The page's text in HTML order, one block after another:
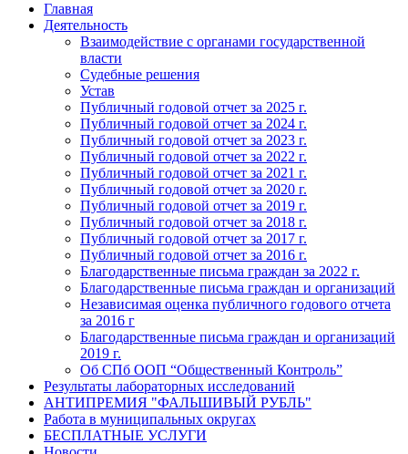
Главная
Деятельность
Взаимодействие с органами государственной
власти
Судебные решения
Устав
Публичный годовой отчет за 2025 г.
Публичный годовой отчет за 2024 г.
Публичный годовой отчет за 2023 г.
Публичный годовой отчет за 2022 г.
Публичный годовой отчет за 2021 г.
Публичный годовой отчет за 2020 г.
Публичный годовой отчет за 2019 г.
Публичный годовой отчет за 2018 г.
Публичный годовой отчет за 2017 г.
Публичный годовой отчет за 2016 г.
Благодарственные письма граждан за 2022 г.
Благодарственные письма граждан и организаций
Независимая оценка публичного годового отчета
за 2016 г
Благодарственные письма граждан и организаций
2019 г.
Об СПб ООП “Общественный Контроль”
Результаты лабораторных исследований
АНТИПРЕМИЯ "ФАЛЬШИВЫЙ РУБЛЬ"
Работа в муниципальных округах
БЕСПЛАТНЫЕ УСЛУГИ